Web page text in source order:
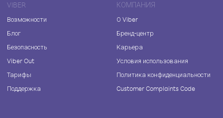
VIBER
Возможности
Блог
Безопасность
Viber Out
Тарифы
Поддержка
КОМПАНИЯ
О Viber
Бренд-центр
Карьера
Условия использования
Политика конфиденциальности
Customer Complaints Code